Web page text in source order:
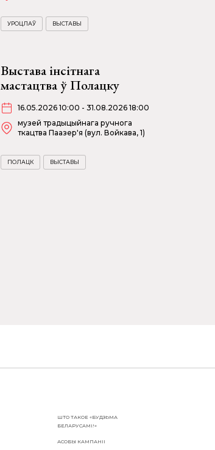
УРОЦЛАЎ ВЫСТАВЫ
Выстава інсітнага
мастацтва ў Полацку
16.05.2026 10:00 - 31.08.2026 18:00
музей традыцыйнага ручнога
ткацтва Паазер'я (вул. Войкава, 1)
ПОЛАЦК ВЫСТАВЫ
ШТО ТАКОЕ «БУДЗЬМА
БЕЛАРУСАМІ!»
АСОБЫ КАМПАНІІ